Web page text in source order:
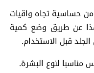
حساسية تجاه واقيات
عن طريق وضع كمية
قبل الاستخدام.
مناسبا لنوع البشرة.